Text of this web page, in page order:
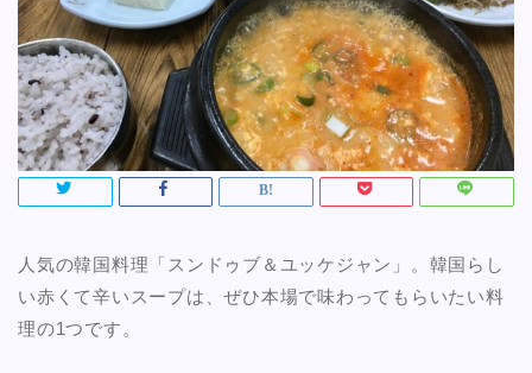
人気の韓国料理「スンドゥブ＆ユッケジャン」。韓国らし
い赤くて辛いスープは、ぜひ本場で味わってもらいたい料
理の1つです。